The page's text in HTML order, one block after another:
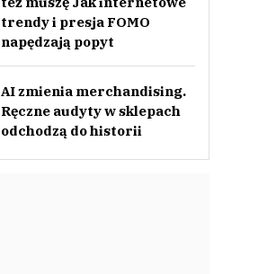
Anuluj
trendy i presja FOMO
napędzają popyt
AI zmienia merchandising.
Ręczne audyty w sklepach
odchodzą do historii